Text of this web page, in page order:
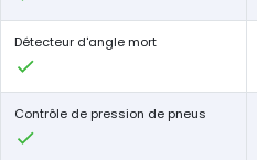
Détecteur d'angle mort
Contrôle de pression de pneus